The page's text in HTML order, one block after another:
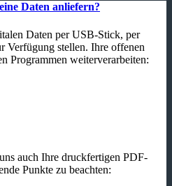
Daten anliefern?
Daten per USB-Stick, per
Verfügung stellen. Ihre offenen
Programmen weiterverarbeiten:
auch Ihre druckfertigen PDF-
Punkte zu beachten: